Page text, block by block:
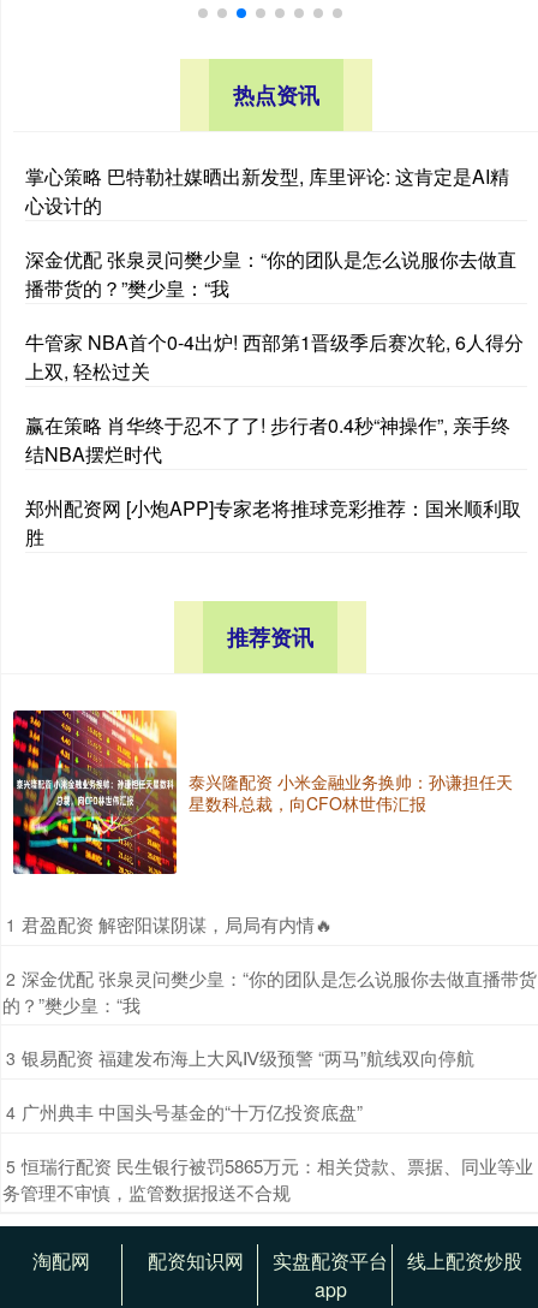
热点资讯
掌心策略 巴特勒社媒晒出新发型, 库里评论: 这肯定是AI精
心设计的
深金优配 张泉灵问樊少皇：“你的团队是怎么说服你去做直
播带货的？”樊少皇：“我
牛管家 NBA首个0-4出炉! 西部第1晋级季后赛次轮, 6人得分
上双, 轻松过关
赢在策略 肖华终于忍不了了! 步行者0.4秒“神操作”, 亲手终
结NBA摆烂时代
郑州配资网 [小炮APP]专家老将推球竞彩推荐：国米顺利取
胜
推荐资讯
泰兴隆配资 小米金融业务换帅：孙谦担任天
星数科总裁，向CFO林世伟汇报
1 ​君盈配资 解密阳谋阴谋，局局有内情🔥
2 ​深金优配 张泉灵问樊少皇：“你的团队是怎么说服你去做直播带货
的？”樊少皇：“我
3 ​银易配资 福建发布海上大风Ⅳ级预警 “两马”航线双向停航
4 ​广州典丰 中国头号基金的“十万亿投资底盘”
5 ​恒瑞行配资 民生银行被罚5865万元：相关贷款、票据、同业等业
务管理不审慎，监管数据报送不合规
淘配网 配资知识网
实盘配资平台
app
线上配资炒股